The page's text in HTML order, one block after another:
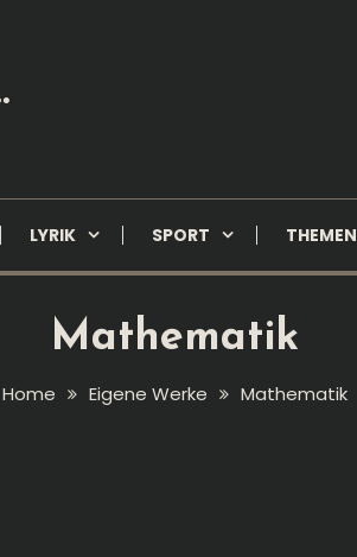
LYRIK SPORT THEMEN
Mathematik
Home Eigene Werke Mathematik